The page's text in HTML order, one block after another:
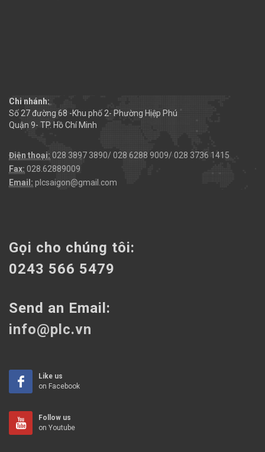
Chi nhánh:
Số 27 đường 68 -Khu phố 2- Phường Hiệp Phú
Quận 9- TP. Hồ Chí Minh
Điện thoại: 028 3897 3890/ 028 6288 9009/ 028 3736 1415
Fax: 028.62889009
Email: plcsaigon@gmail.com
Gọi cho chúng tôi:
0243 566 5479
Send an Email:
info@plc.vn
Like us
on Facebook
Follow us
on Youtube